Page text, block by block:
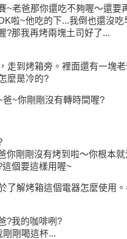
~老爸那你還吃不夠喔～還要
啦~他吃的下...我倒也還沒吃
?那我再烤兩塊土司好了...
走到烤箱旁。裡面還有一塊
麼是冷的?
爸~你剛剛沒有轉時間喔?
你剛剛沒有烤到啦～你根本就
這個要這樣用喔~
了解烤箱這個電器怎麼使用
?我的咖啡咧?
剛剛喝這杯...